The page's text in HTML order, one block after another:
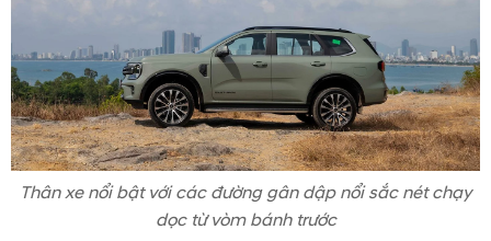
Thân xe nổi bật với các đường gân dập nổi sắc nét chạy
dọc từ vòm bánh trước